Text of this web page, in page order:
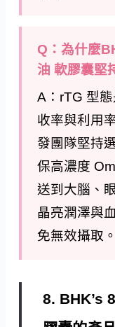
Q：為什麼
油 軟膠囊堅
A：rTG 型
收率與利用
發團隊堅持
保高濃度
送到大腦、
晶亮潤澤與
免無效攝取。
8. BHK’s